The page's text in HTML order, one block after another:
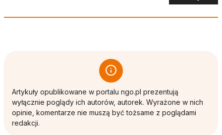
Artykuły opublikowane w portalu ngo.pl prezentują
wyłącznie poglądy ich autorów, autorek. Wyrażone w nich
opinie, komentarze nie muszą być tożsame z poglądami
redakcji.